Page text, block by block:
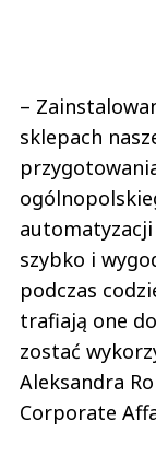
–
sklepach
szybko i
podczas
trafiają one
zostać
Aleksandra
Corporate